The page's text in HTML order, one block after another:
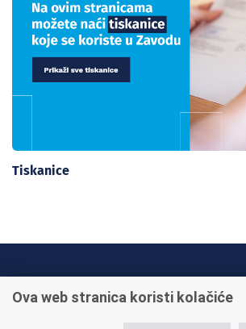
Tiskanice
+385 1 45 95 011
Ova web stranica koristi kolačiće